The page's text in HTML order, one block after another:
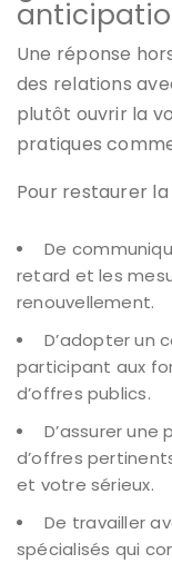
Une réponse
des relations
plutôt ouvrir la
pratiques
Pour restaurer
De
retard et les
renouvellement.
D’adopter un
participant aux
d’offres publics.
D’assurer
d’offres
et votre sérieux.
De travailler
spécialisés qui